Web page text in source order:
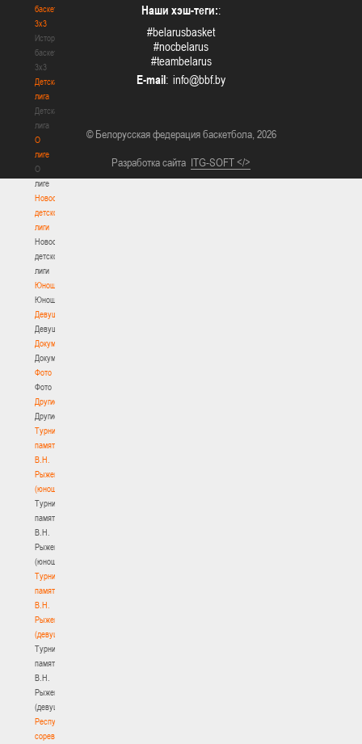
баскетбола
3х3
История
баскетбола
3х3
Детская
лига
Детская
лига
О
лиге
О
лиге
Новости
детской
лиги
Новости
детской
лиги
Юноши
Юноши
Девушки
Девушки
Документы
Документы
Фото
Фото
Другие
Другие
Турнир
памяти
В.Н.
Рыженкова
(юноши)
Турнир
памяти
В.Н.
Рыженкова
(юноши)
Турнир
памяти
В.Н.
Рыженкова
(девушки)
Турнир
памяти
В.Н.
Рыженкова
(девушки)
Республиканские
соревнования
Наши хэш-теги::
#belarusbasket
#nocbelarus
#teambelarus
E-mail:
© Белорусская федерация баскетбола, 2026
Разработка сайта ITG-SOFT </>